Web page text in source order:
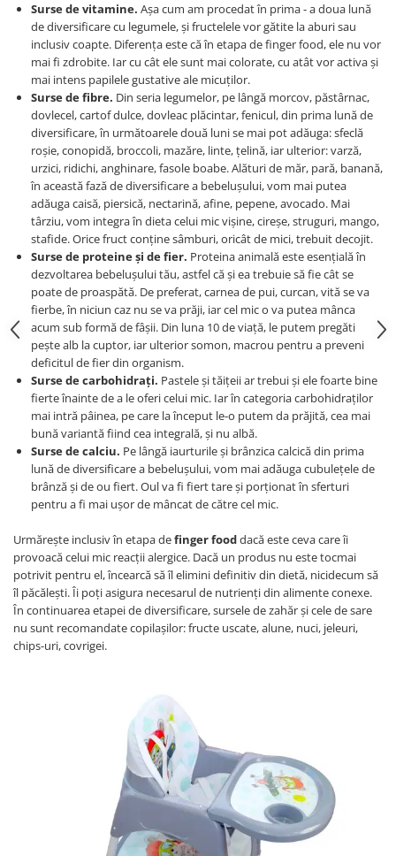
Surse de vitamine. Așa cum am procedat în prima - a doua lună
de diversificare cu legumele, și fructelele vor gătite la aburi sau
inclusiv coapte. Diferența este că în etapa de finger food, ele nu vor
mai fi zdrobite. Iar cu cât ele sunt mai colorate, cu atât vor activa și
mai intens papilele gustative ale micuților.
Surse de fibre. Din seria legumelor, pe lângă morcov, păstârnac,
dovlecel, cartof dulce, dovleac plăcintar, fenicul, din prima lună de
diversificare, în următoarele două luni se mai pot adăuga: sfeclă
roșie, conopidă, broccoli, mazăre, linte, țelină, iar ulterior: varză,
urzici, ridichi, anghinare, fasole boabe.Alături de măr, pară, banană,
în această fază de diversificare a bebelușului, vom mai putea
adăuga caisă, piersică, nectarină, afine, pepene, avocado. Mai
târziu, vom integra în dieta celui mic vișine, cireșe, struguri, mango,
stafide. Orice fruct conține sâmburi, oricât de mici, trebuit decojit.
Surse de proteine și de fier. Proteina animală este esențială în
dezvoltarea bebelușului tău, astfel că și ea trebuie să fie cât se
poate de proaspătă. De preferat, carnea de pui, curcan, vită se va
fierbe, în niciun caz nu se va prăji, iar cel mic o va putea mânca
acum sub formă de fâșii. Din luna 10 de viață, le putem pregăti
pește alb la cuptor, iar ulterior somon, macrou pentru a preveni
deficitul de fier din organism.
Surse de carbohidrați. Pastele și tăițeii ar trebui și ele foarte bine
fierte înainte de a le oferi celui mic. Iar în categoria carbohidraților
mai intră pâinea, pe care la început le-o putem da prăjită, cea mai
bună variantă fiind cea integrală, și nu albă.
Surse de calciu. Pe lângă iaurturile și brânzica calcică din prima
lună de diversificare a bebelușului, vom mai adăuga cubulețele de
brânză și de ou fiert. Oul va fi fiert tare și porționat în sferturi
pentru a fi mai ușor de mâncat de către cel mic.
Urmărește inclusiv în etapa definger fooddacă este ceva care îi
provoacă celui mic reacții alergice. Dacă un produs nu este tocmai
potrivit pentru el, încearcă să îl elimini definitiv din dietă, nicidecum să
îl păcălești. Îi poți asigura necesarul de nutrienți din alimente conexe.
În continuarea etapei de diversificare, sursele de zahăr și cele de sare
nu sunt recomandate copilașilor: fructe uscate, alune, nuci, jeleuri,
chips-uri, covrigei.